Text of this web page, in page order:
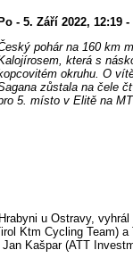
Po - 5. Září 2022, 12:19 -
pohár na 160 km
která s
okruhu. O
zůstala na čele
5. místo v Elitě na
u Ostravy,
Ktm Cycling Team)
Kašpar (ATT